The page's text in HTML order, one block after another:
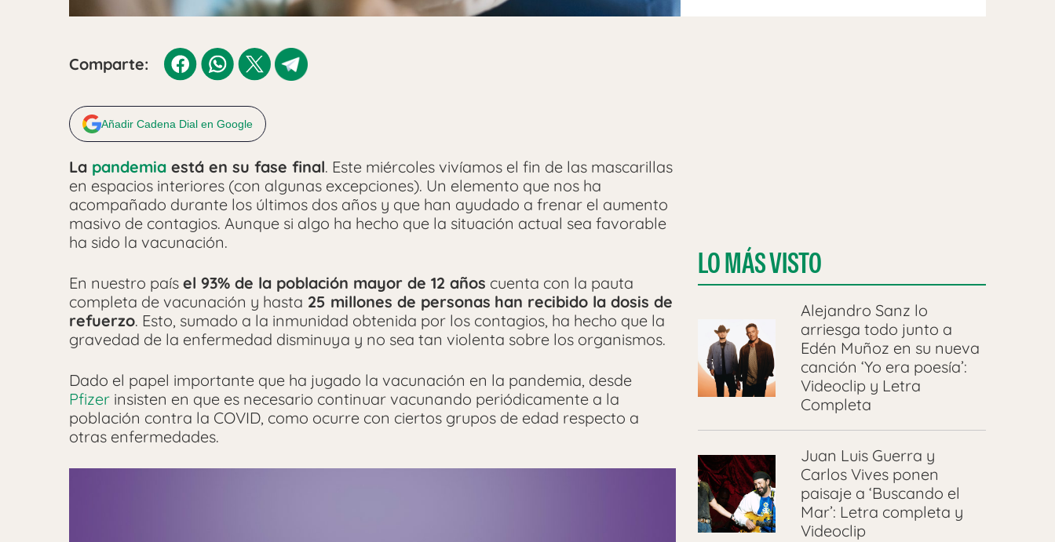
Comparte:
Añadir Cadena Dial en Google
La pandemia está en su fase final. Este miércoles vivíamos el fin de las mascarillas
en espacios interiores (con algunas excepciones). Un elemento que nos ha
acompañado durante los últimos dos años y que han ayudado a frenar el aumento
masivo de contagios. Aunque si algo ha hecho que la situación actual sea favorable
ha sido la vacunación.
En nuestro país el 93% de la población mayor de 12 años cuenta con la pauta
completa de vacunación y hasta 25 millones de personas han recibido la dosis de
refuerzo. Esto, sumado a la inmunidad obtenida por los contagios, ha hecho que la
gravedad de la enfermedad disminuya y no sea tan violenta sobre los organismos.
Dado el papel importante que ha jugado la vacunación en la pandemia, desde
Pfizer insisten en que es necesario continuar vacunando periódicamente a la
población contra la COVID, como ocurre con ciertos grupos de edad respecto a
otras enfermedades.
LO MÁS VISTO
Alejandro Sanz lo
arriesga todo junto a
Edén Muñoz en su nueva
canción ‘Yo era poesía’:
Videoclip y Letra
Completa
Juan Luis Guerra y
Carlos Vives ponen
paisaje a ‘Buscando el
Mar’: Letra completa y
Videoclip